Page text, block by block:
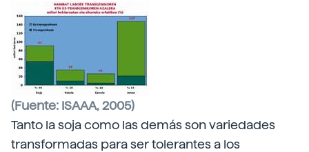
(Fuente: ISAAA, 2005)
Tanto la soja como las demás son variedades
transformadas para ser tolerantes a los